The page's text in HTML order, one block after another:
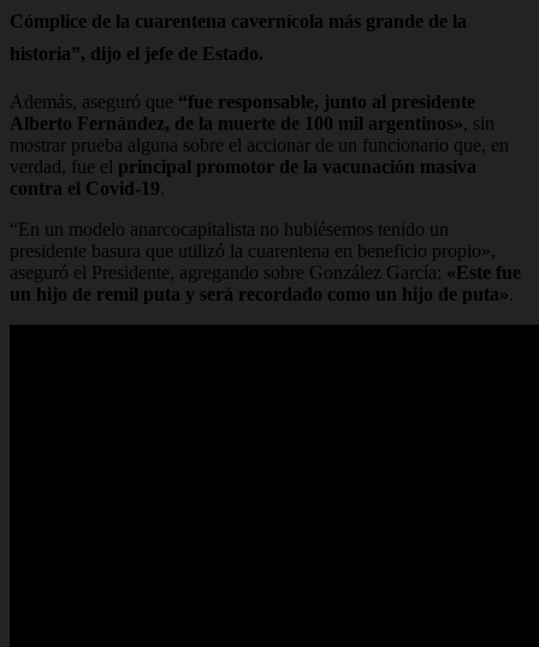
Cómplice de la cuarentena cavernícola más grande de la
historia”, dijo el jefe de Estado.
Además, aseguró que “fue responsable, junto al presidente
Alberto Fernández, de la muerte de 100 mil argentinos», sin
mostrar prueba alguna sobre el accionar de un funcionario que, en
verdad, fue el principal promotor de la vacunación masiva
contra el Covid-19.
“En un modelo anarcocapitalista no hubiésemos tenido un
presidente basura que utilizó la cuarentena en beneficio propio»,
aseguró el Presidente, agregando sobre González García: «Este fue
un hijo de remil puta y será recordado como un hijo de puta».